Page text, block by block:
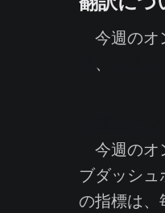
今週のオ
、
今週のオ
ブダッシュ
の指標は、